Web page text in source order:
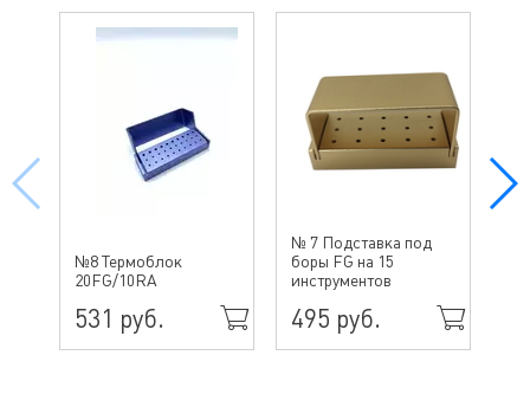
№8 Термоблок
20FG/10RA
531 руб.
№ 7 Подставка под
боры FG на 15
инструментов
495 руб.